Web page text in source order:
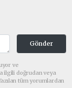
Gönder
ve
ilgili doğrudan veya
tüm yorumlardan